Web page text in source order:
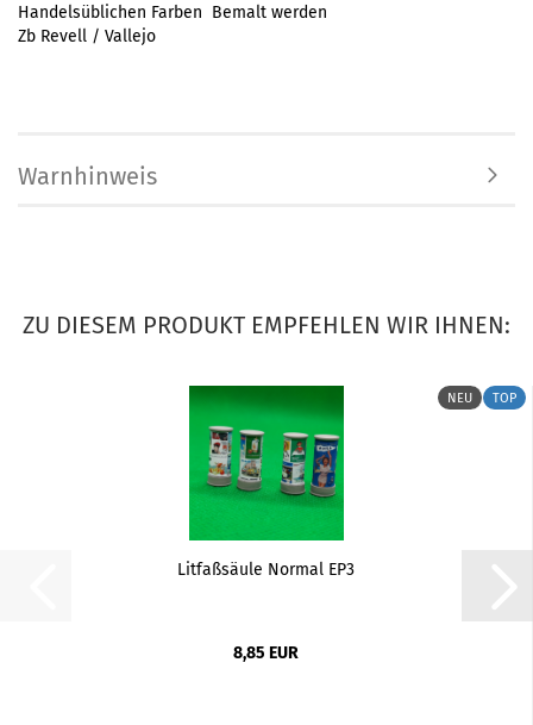
Handelsüblichen Farben Bemalt werden
Zb Revell / Vallejo
Warnhinweis
ZU DIESEM PRODUKT EMPFEHLEN WIR IHNEN:
NEU TOP
Litfaßsäule Normal EP3
8,85 EUR